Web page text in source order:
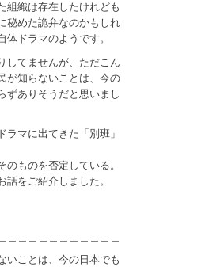
組織は存在したけれども
秘めた詭弁なのかもしれ
体ドラマのようです。
してませんが、ただこん
が知らないことは、今の
ずありそうだと思いまし
ラマに出てきた「別班」
のものを否定している。
話をご紹介しました。
いことは、今の日本でも